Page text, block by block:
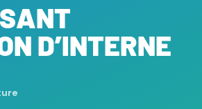
D’INTERNE